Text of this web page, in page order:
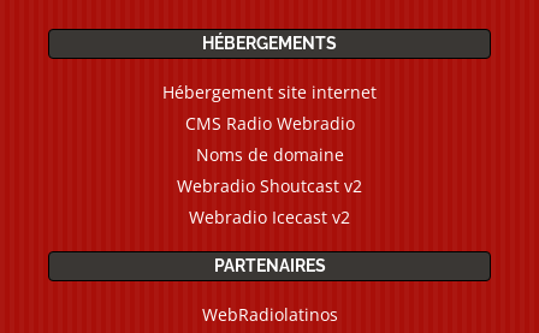
HÉBERGEMENTS
Hébergement site internet
CMS Radio Webradio
Noms de domaine
Webradio Shoutcast v2
Webradio Icecast v2
PARTENAIRES
WebRadiolatinos